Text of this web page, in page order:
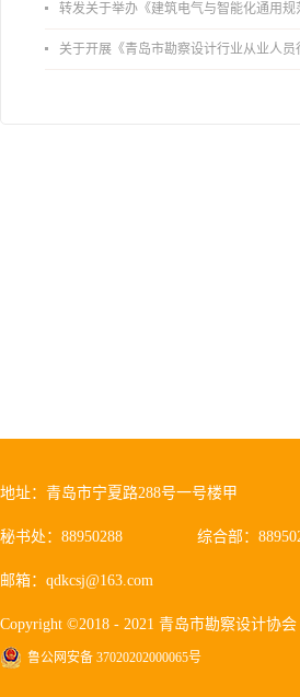
转发关于举办《建筑电气与智能化通用规范》 GB55024-2022公益宣贯
关于开展《青岛市勘察设计行业从业人员行为导则》、《青岛市住宅工程设计审查品质提升指引（2026版）》宣贯
地址：青岛市宁夏路288号一号楼甲
秘书处：88950288 综合部：
邮箱：qdkcsj@163.com
Copyright ©2018 - 2021 青岛市勘察设计协会
鲁公网安备 37020202000065号